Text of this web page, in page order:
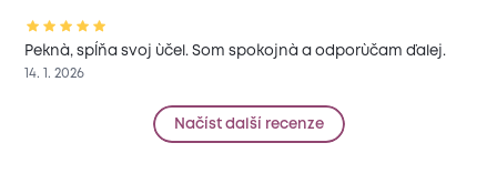
Peknà, spĺňa svoj ùčel. Som spokojnà a odporùčam ďalej.
14. 1. 2026
Načíst další recenze